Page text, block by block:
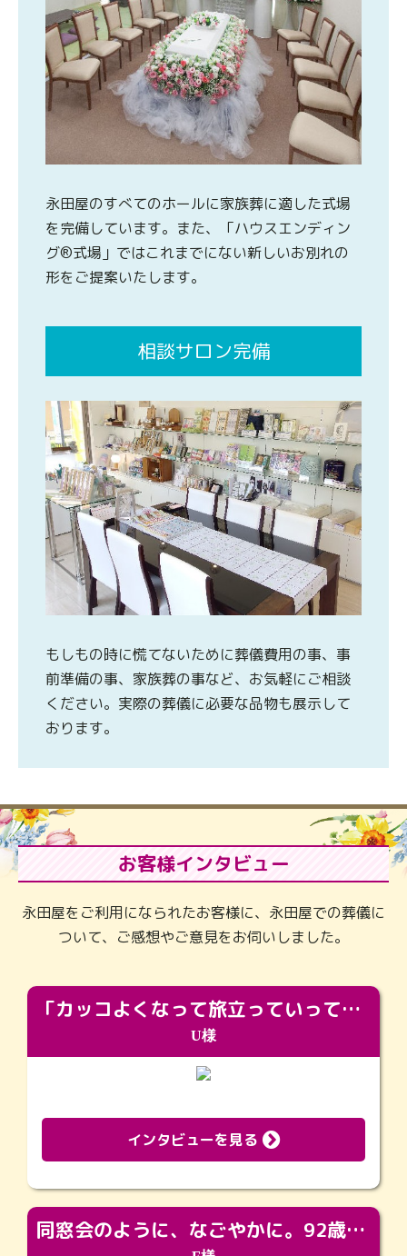
永田屋のすべてのホールに家族葬に適した式場
を完備しています。また、「ハウスエンディン
グ®式場」ではこれまでにない新しいお別れの
形をご提案いたします。
相談サロン完備
もしもの時に慌てないために葬儀費用の事、事
前準備の事、家族葬の事など、お気軽にご相談
ください。実際の葬儀に必要な品物も展示して
おります。
お客様インタビュー
永田屋をご利用になられたお客様に、永田屋での葬儀に
ついて、ご感想やご意見をお伺いしました。
「カッコよくなって旅立っていってくれました（笑）もっとカッコいいって言ってあげればよかったな」
U様
インタビューを見る
同窓会のように、なごやかに。92歳の旅立ちを彩った、再会と感謝の場